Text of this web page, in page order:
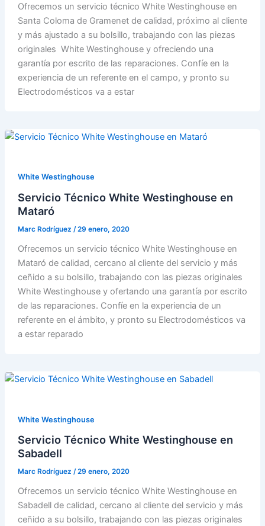
Ofrecemos un servicio técnico White Westinghouse en
Santa Coloma de Gramenet de calidad, próximo al cliente
y más ajustado a su bolsillo, trabajando con las piezas
originales White Westinghouse y ofreciendo una
garantía por escrito de las reparaciones. Confíe en la
experiencia de un referente en el campo, y pronto su
Electrodomésticos va a estar
White Westinghouse
Servicio Técnico White Westinghouse en
Mataró
Marc Rodríguez /29 enero, 2020
Ofrecemos un servicio técnico White Westinghouse en
Mataró de calidad, cercano al cliente del servicio y más
ceñido a su bolsillo, trabajando con las piezas originales
White Westinghouse y ofertando una garantía por escrito
de las reparaciones. Confíe en la experiencia de un
referente en el ámbito, y pronto su Electrodomésticos va
a estar reparado
White Westinghouse
Servicio Técnico White Westinghouse en
Sabadell
Marc Rodríguez /29 enero, 2020
Ofrecemos un servicio técnico White Westinghouse en
Sabadell de calidad, cercano al cliente del servicio y más
ceñido a su bolsillo, trabajando con las piezas originales